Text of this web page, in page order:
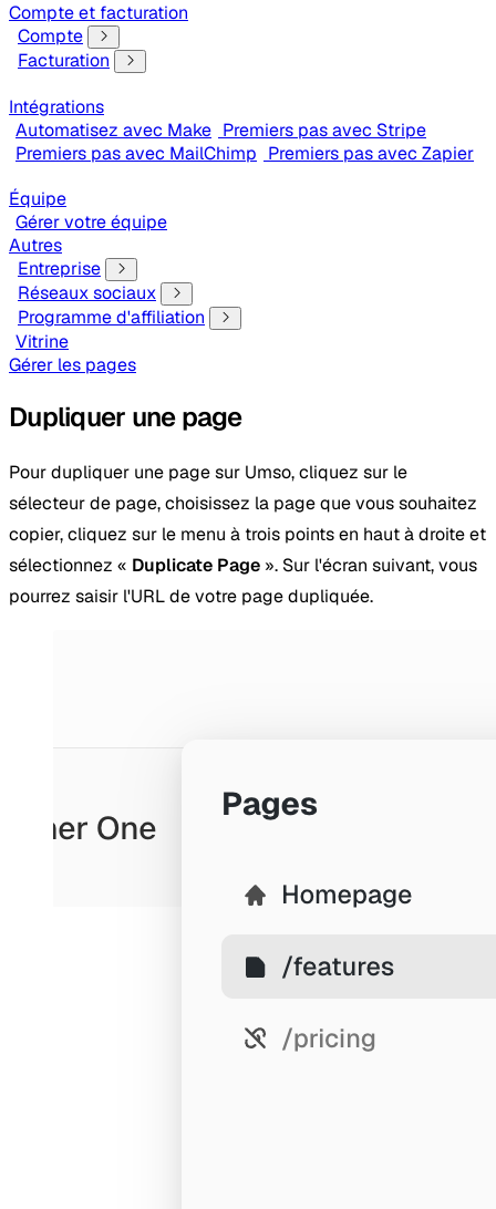
Compte et facturation
Compte
Facturation
Intégrations
Automatisez avec Make Premiers pas avec Stripe
Premiers pas avec MailChimp Premiers pas avec Zapier
Équipe
Gérer votre équipe
Autres
Entreprise
Réseaux sociaux
Programme d'affiliation
Vitrine
Gérer les pages
Dupliquer une page
Pour dupliquer une page sur Umso, cliquez sur le
sélecteur de page, choisissez la page que vous souhaitez
copier, cliquez sur le menu à trois points en haut à droite et
sélectionnez « Duplicate Page ». Sur l'écran suivant, vous
pourrez saisir l'URL de votre page dupliquée.